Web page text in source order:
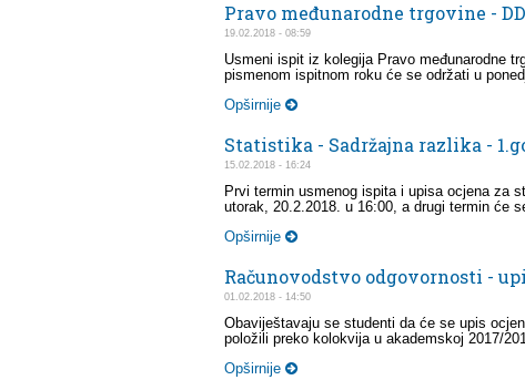
Pravo međunarodne trgovine -
19.02.2018 - 08:59
Usmeni ispit iz kolegija Pravo međunarodne
pismenom ispitnom roku će se održati u
Opširnije
Statistika - Sadržajna razlika -
15.02.2018 - 16:24
Prvi termin usmenog ispita i upisa ocjena za
utorak, 20.2.2018. u 16:00, a drugi termin će
Opširnije
Računovodstvo odgovornosti -
01.02.2018 - 14:50
Obaviještavaju se studenti da će se upis
položili preko kolokvija u akademskoj 2017/
Opširnije